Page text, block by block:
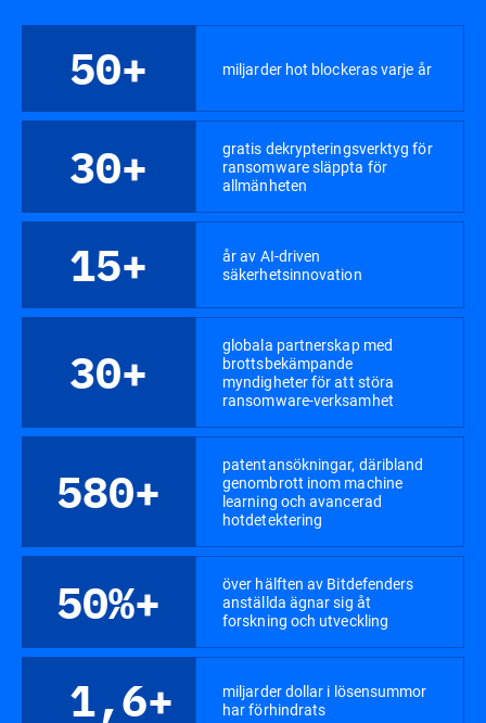
50+ miljarder hot blockeras varje år
30+
gratis dekrypteringsverktyg för
ransomware släppta för
allmänheten
15+
år av AI-driven
säkerhetsinnovation
30+
globala partnerskap med
brottsbekämpande
myndigheter för att störa
ransomware-verksamhet
580+
patentansökningar, däribland
genombrott inom machine
learning och avancerad
hotdetektering
50%+
över hälften av Bitdefenders
anställda ägnar sig åt
forskning och utveckling
1,6+
miljarder dollar i lösensummor
har förhindrats